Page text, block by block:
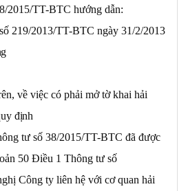
2015/TT-BTC hướng dẫn:
219/2013/TT-BTC ngày 31/2/2013
về việc có phải mở tờ khai hải
định
tư số 38/2015/TT-BTC đã được
50 Điều 1 Thông tư số
Công ty liên hệ với cơ quan hải